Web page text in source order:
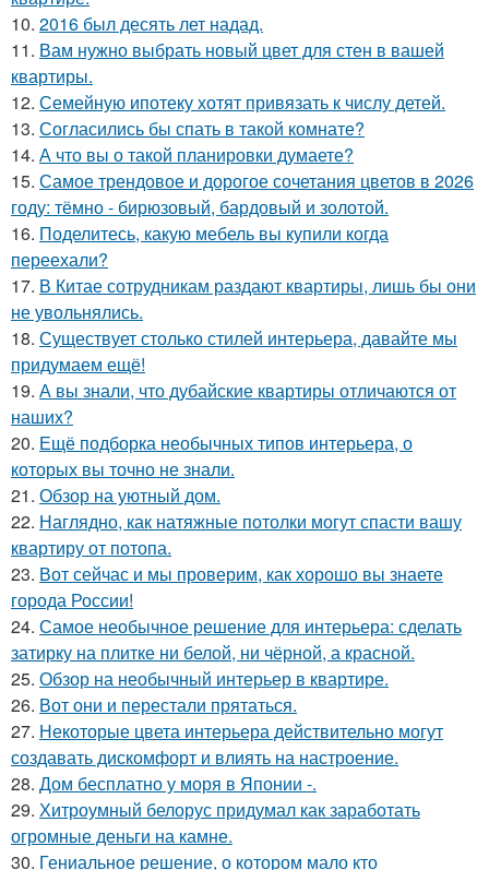
10. 2016 был десять лет надад.
11. Вам нужно выбрать новый цвет для стен в вашей
квартиры.
12. Семейную ипотеку хотят привязать к числу детей.
13. Согласились бы спать в такой комнате?
14. А что вы о такой планировки думаете?
15. Самое трендовое и дорогое сочетания цветов в 2026
году: тёмно - бирюзовый, бардовый и золотой.
16. Поделитесь, какую мебель вы купили когда
переехали?
17. В Китае сотрудникам раздают квартиры, лишь бы они
не увольнялись.
18. Существует столько стилей интерьера, давайте мы
придумаем ещё!
19. А вы знали, что дубайские квартиры отличаются от
наших?
20. Ещё подборка необычных типов интерьера, о
которых вы точно не знали.
21. Обзор на уютный дом.
22. Наглядно, как натяжные потолки могут спасти вашу
квартиру от потопа.
23. Вот сейчас и мы проверим, как хорошо вы знаете
города России!
24. Самое необычное решение для интерьера: сделать
затирку на плитке ни белой, ни чёрной, а красной.
25. Обзор на необычный интерьер в квартире.
26. Вот они и перестали прятаться.
27. Некоторые цвета интерьера действительно могут
создавать дискомфорт и влиять на настроение.
28. Дом бесплатно у моря в Японии -.
29. Хитроумный белорус придумал как заработать
огромные деньги на камне.
30. Гениальное решение, о котором мало кто